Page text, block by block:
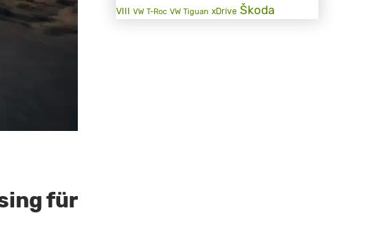
für
VIII VW T-Roc VW Tiguan xDrive Škoda